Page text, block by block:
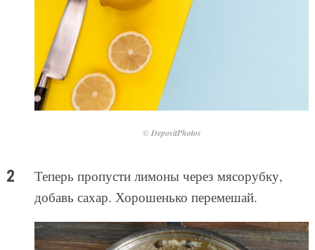
© DepositPhotos
Теперь пропусти лимоны через мясорубку,
добавь сахар. Хорошенько перемешай.